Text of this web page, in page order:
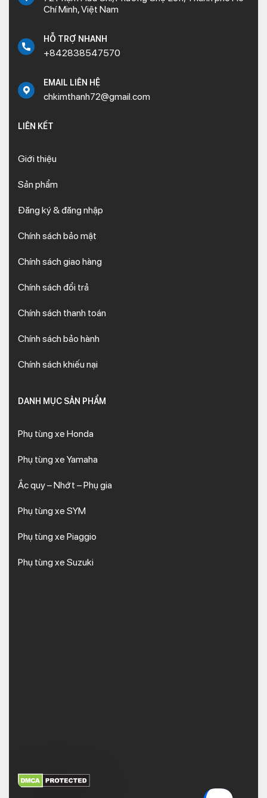
Chí Minh, Việt Nam
HỖ TRỢ NHANH
+842838547570
EMAIL LIÊN HỆ
chkimthanh72@gmail.com
LIÊN KẾT
Giới thiệu
Sản phẩm
Đăng ký & đăng nhập
Chính sách bảo mật
Chính sách giao hàng
Chính sách đổi trả
Chính sách thanh toán
Chính sách bảo hành
Chính sách khiếu nại
DANH MỤC SẢN PHẨM
Phụ tùng xe Honda
Phụ tùng xe Yamaha
Ắc quy – Nhớt – Phụ gia
Phụ tùng xe SYM
Phụ tùng xe Piaggio
Phụ tùng xe Suzuki
XEM THÊM